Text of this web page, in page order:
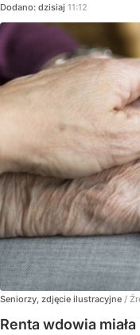
Dodano: dzisiaj 11:12
Seniorzy, zdjęcie ilustracyjne /
Renta wdowia